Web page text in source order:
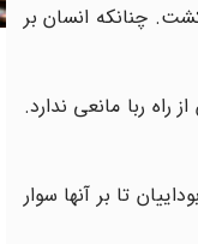
چنان‏که انسان بر
ربا مانعی ندارد.
تا بر آنها سوار